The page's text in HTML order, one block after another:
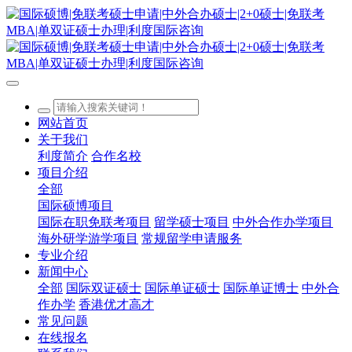
网站首页
关于我们
利度简介 合作名校
项目介绍
全部
国际硕博项目
国际在职免联考项目 留学硕士项目 中外合作办学项目
海外研学游学项目 常规留学申请服务
专业介绍
新闻中心
全部 国际双证硕士 国际单证硕士 国际单证博士 中外合
作办学 香港优才高才
常见问题
在线报名